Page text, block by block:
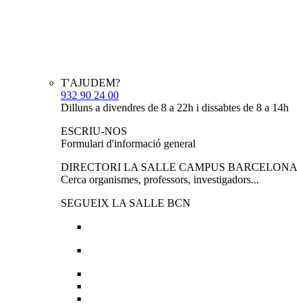
T'AJUDEM?
932 90 24 00
Dilluns a divendres de 8 a 22h i dissabtes de 8 a 14h
ESCRIU-NOS
Formulari d'informació general
DIRECTORI LA SALLE CAMPUS BARCELONA
Cerca organismes, professors, investigadors...
SEGUEIX LA SALLE BCN